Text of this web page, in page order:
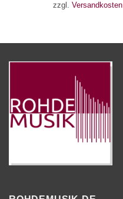
zzgl. Versandkosten